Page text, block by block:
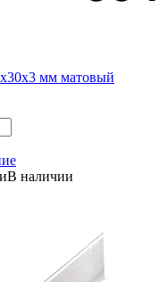
мм матовый
В наличии